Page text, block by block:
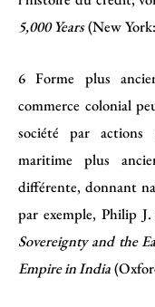
5,000 Years(New
6 Forme plus
commerce colonial
société par actions
maritime plus
différente, donnant
par exemple, Philip
Sovereignty and the
Empire in India